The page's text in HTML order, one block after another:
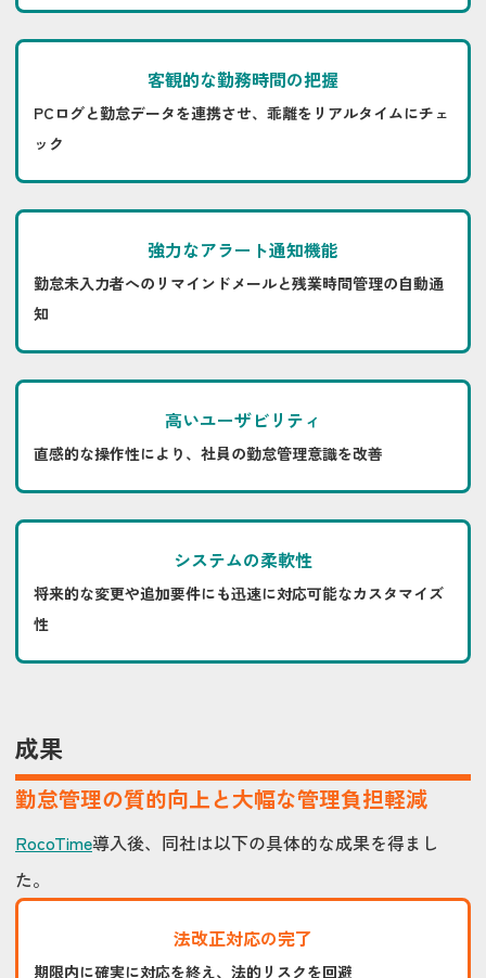
客観的な勤務時間の把握
PCログと勤怠データを連携させ、乖離をリアルタイムにチェ
ック
強力なアラート通知機能
勤怠未入力者へのリマインドメールと残業時間管理の自動通
知
高いユーザビリティ
直感的な操作性により、社員の勤怠管理意識を改善
システムの柔軟性
将来的な変更や追加要件にも迅速に対応可能なカスタマイズ
性
成果
勤怠管理の質的向上と大幅な管理負担軽減
RocoTime導入後、同社は以下の具体的な成果を得まし
た。
法改正対応の完了
期限内に確実に対応を終え、法的リスクを回避